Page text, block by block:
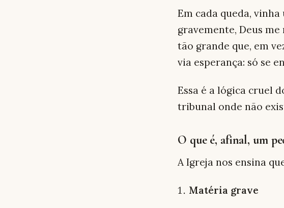
Em cada queda,
gravemente, Deus
tão grande que, em
via esperança: só se
Essa é a lógica cruel
tribunal onde não
O que é, afinal, um
A Igreja nos ensina
Matéria grave